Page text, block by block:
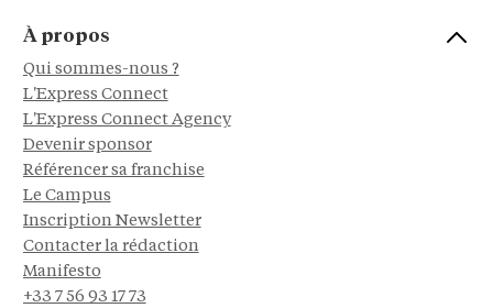
À propos
Qui sommes-nous ?
L'Express Connect
L'Express Connect Agency
Devenir sponsor
Référencer sa franchise
Le Campus
Inscription Newsletter
Contacter la rédaction
Manifesto
+33 7 56 93 17 73